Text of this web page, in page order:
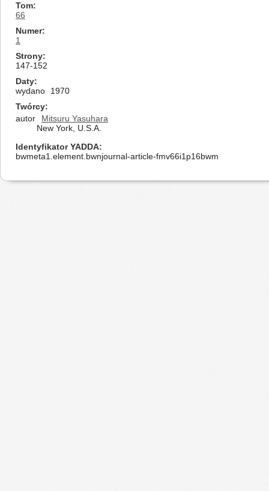
Tom
66
Numer
1
Strony
147-152
Daty
wydano
1970
Twórcy
autor
Mitsuru Yasuhara
New York, U.S.A.
Identyfikator YADDA
bwmeta1.element.bwnjournal-article-fmv66i1p16bwm